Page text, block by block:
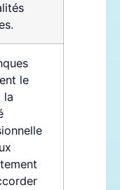
le
la